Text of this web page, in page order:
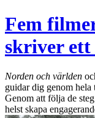
Fem
skriver
Norden och världen
guidar dig genom
Genom att följa de
helst skapa